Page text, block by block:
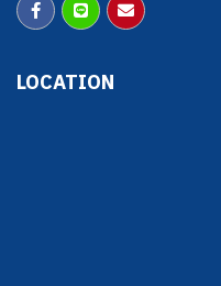
LOCATION